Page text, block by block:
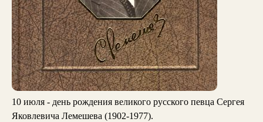
10 июля - день рождения великого русского певца Сергея
Яковлевича Лемешева (1902-1977).